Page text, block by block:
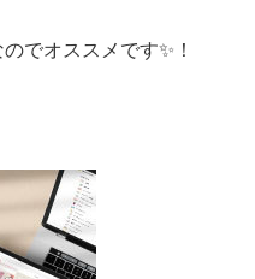
でオススメです✨！